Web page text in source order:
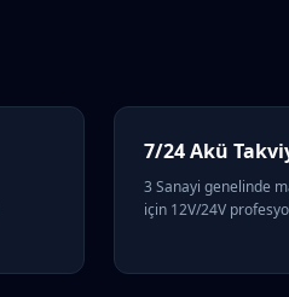
7/24 Akü
3 Sanayi genelinde
için 12V/24V